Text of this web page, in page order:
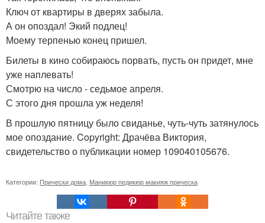
Ключ от квартиры в дверях забыла.
А он опоздал! Экий подлец!
Моему терпенью конец пришел.
Билеты в кино собираюсь порвать, пусть он придет, мне
уже наплевать!
Смотрю на число - седьмое апреля.
С этого дня прошла уж неделя!
В прошлую пятницу было свиданье, чуть-чуть затянулось
мое опоздание. Copyright: Драчёва Виктория,
свидетельство о публикации номер 109040105676.
Категории: Прически дома, Маникюр педикюр макияж прическа
Читайте также